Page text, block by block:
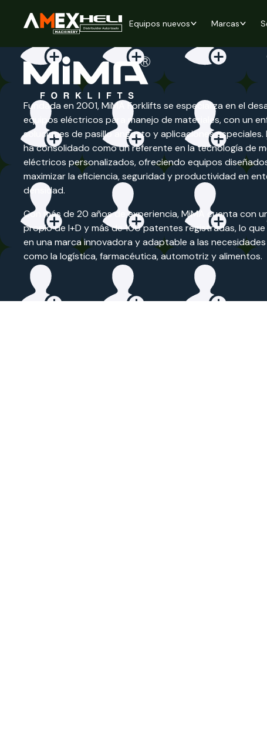
Equipos nuevos Marcas
Mima
Fundada en 2001, MiMA Forklifts se especializa en el
equipos eléctricos para manejo de materiales, con un
soluciones de pasillo angosto y aplicaciones especiales.
ha consolidado como un referente en la tecnología de
eléctricos personalizados, ofreciendo equipos
maximizar la eficiencia, seguridad y productividad en
densidad.
Con más de 20 años de experiencia, MiMA cuenta con
propio de I+D y más de 100 patentes registradas, lo
en una marca innovadora y adaptable a las
como la logística, farmacéutica, automotriz y alimentos.